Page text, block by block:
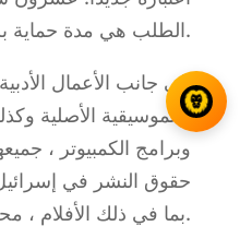
الطلب هي مدة حماية براءة الاختراع.
إلى جانب الأعمال
والموسيقية الأصلية
وبرامج الكمبيوتر ،
حقوق النشر في
بما في ذلك الأفلام ، محمية.